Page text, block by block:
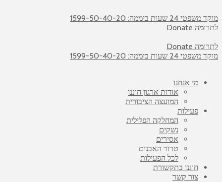
מוקד משפטי 24 שעות ביממה: 1599-50-40-20
לתרומה Donate
לתרומה Donate
מוקד משפטי 24 שעות ביממה: 1599-50-40-20
מי אנחנו
אודות ארגון חוננו
המועצה הציבורית
פעילות
המחלקה הפלילית
נשקים
אסירים
טרור האבנים
לכל הפעילות
חוננו בתקשורת
צור קשר